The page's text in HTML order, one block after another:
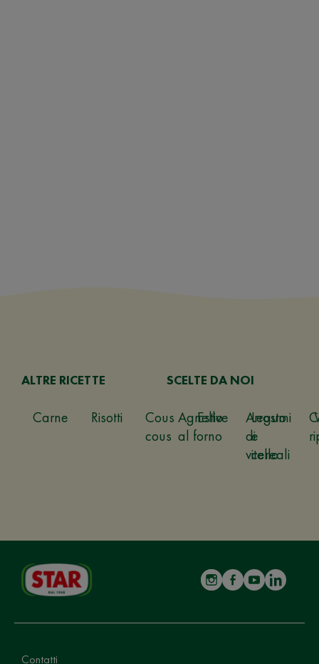
ALTRE RICETTE
Carne Risotti
Cous
cous
Estive
Legumi
e
cereali
SCELTE DA NOI
Agnello
al forno
Arrosto
di
vitello
Contatti